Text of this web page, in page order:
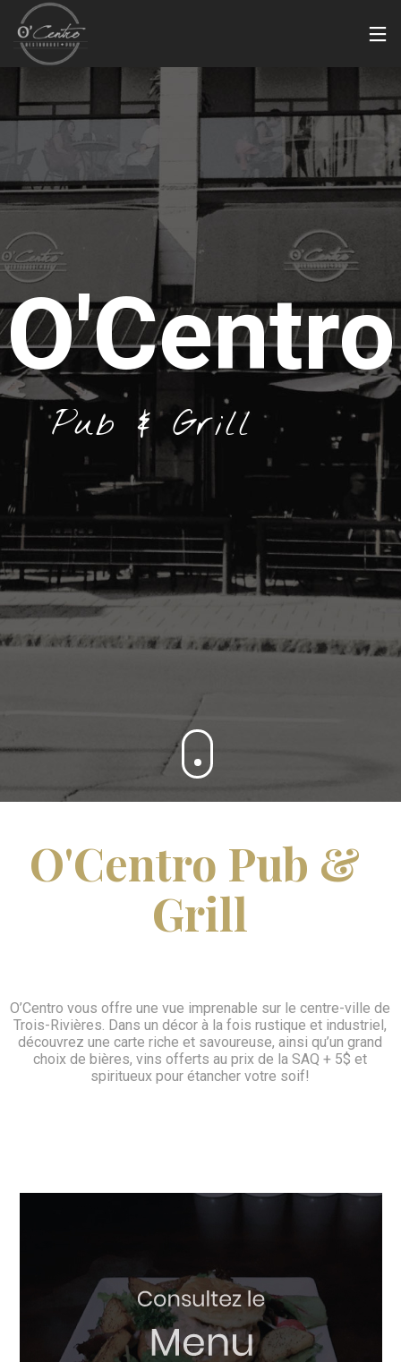
O'Centro
Pub & Grill
O'Centro Pub &
Grill
O’Centro vous offre une vue imprenable sur le centre-ville de
Trois-Rivières. Dans un décor à la fois rustique et industriel,
découvrez une carte riche et savoureuse, ainsi qu’un grand
choix de bières, vins offerts au prix de la SAQ + 5$ et
spiritueux pour étancher votre soif!